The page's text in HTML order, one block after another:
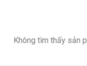
Không tìm thấy sản